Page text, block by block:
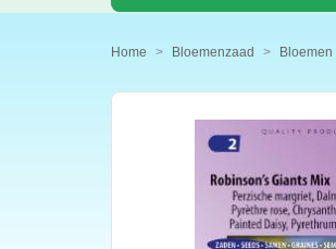
Home Bloemenzaad Bloemen